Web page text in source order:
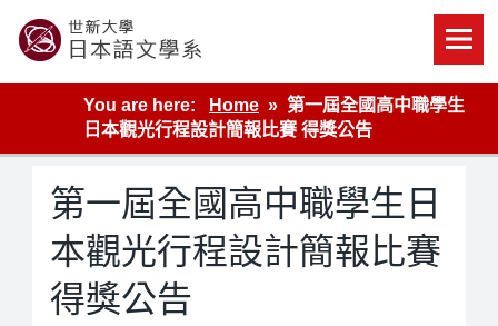
content
世新大學教學單位的網站
You are here:
Home
第一屆全國高中職學生
日本觀光行程設計簡報比賽 得獎公告
第一屆全國高中職學生日
本觀光行程設計簡報比賽
得獎公告